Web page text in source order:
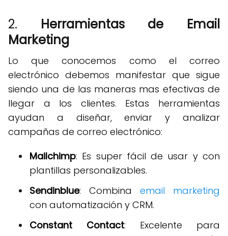
2. Herramientas de Email
Marketing
Lo que conocemos como el correo
electrónico debemos manifestar que sigue
siendo una de las maneras mas efectivas de
llegar a los clientes. Estas herramientas
ayudan a diseñar, enviar y analizar
campañas de correo electrónico:
Mailchimp: Es super fácil de usar y con
plantillas personalizables.
Sendinblue: Combina email marketing
con automatización y CRM.
Constant Contact: Excelente para